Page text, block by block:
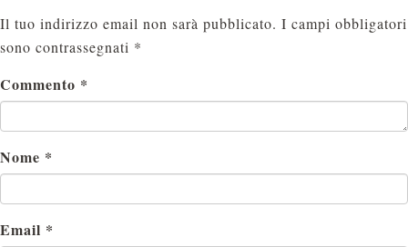
Il tuo indirizzo email non sarà pubblicato. I campi obbligatori
sono contrassegnati *
Commento *
Nome *
Email *